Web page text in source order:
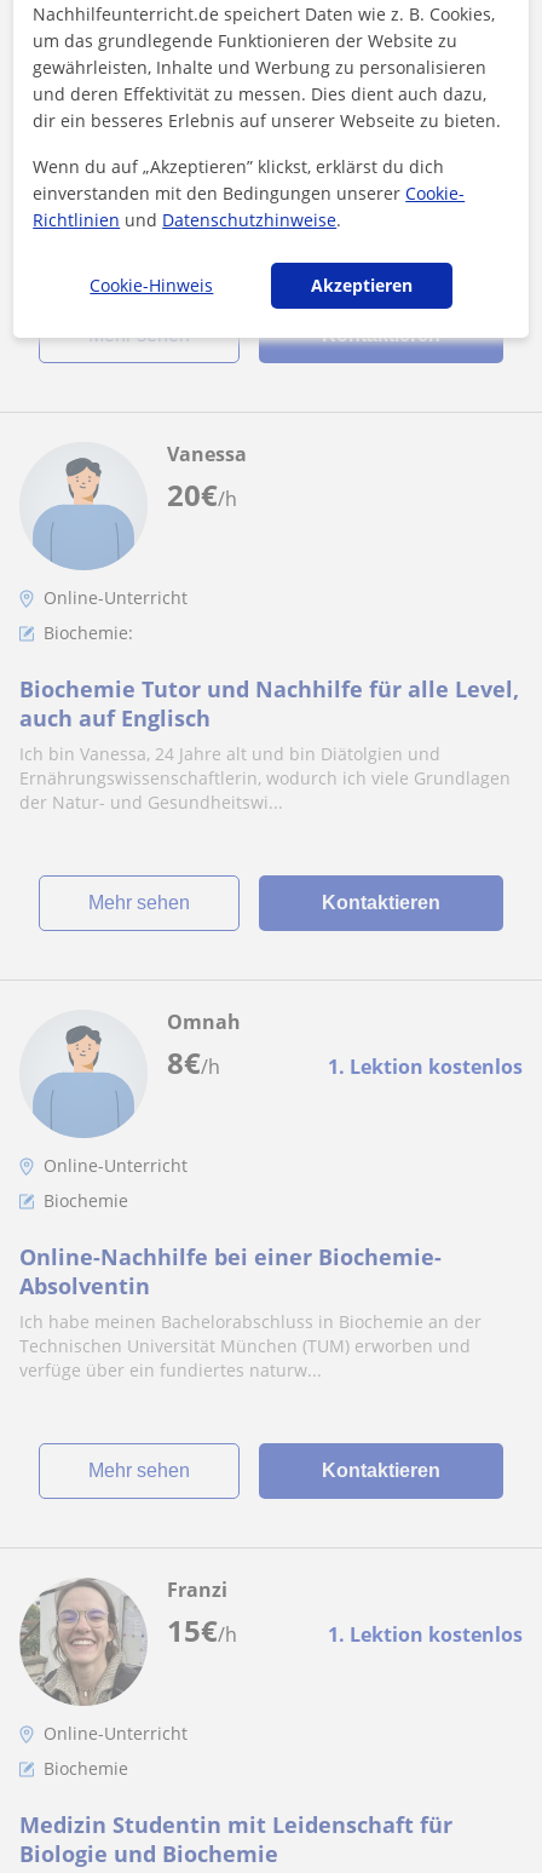
Online-Unterricht
Biochemie:
Biochemistry Tutor, high school and junior
Hello! I am Cansu, 28 years old at the end of her Master's in
Molecular Life Sciences. I offer tutoring in English and mainly
to highschool...
Mehr sehen Kontaktieren
20€/h
Vanessa
Online-Unterricht
Biochemie:
Biochemie Tutor und Nachhilfe für alle Level,
auch auf Englisch
Ich bin Vanessa, 24 Jahre alt und bin Diätolgien und
Ernährungswissenschaftlerin, wodurch ich viele Grundlagen
der Natur- und Gesundheitswi...
Mehr sehen Kontaktieren
8€/h 1. Lektion kostenlos
Omnah
Online-Unterricht
Biochemie
Online-Nachhilfe bei einer Biochemie-
Absolventin
Ich habe meinen Bachelorabschluss in Biochemie an der
Technischen Universität München (TUM) erworben und
verfüge über ein fundiertes naturw...
Mehr sehen Kontaktieren
15€/h 1. Lektion kostenlos
Franzi
Online-Unterricht
Biochemie
Medizin Studentin mit Leidenschaft für
Biologie und Biochemie
Nachhilfeunterricht.de speichert Daten wie z. B. Cookies,
um das grundlegende Funktionieren der Website zu
gewährleisten, Inhalte und Werbung zu personalisieren
und deren Effektivität zu messen. Dies dient auch dazu,
dir ein besseres Erlebnis auf unserer Webseite zu bieten.
Wenn du auf „Akzeptieren” klickst, erklärst du dich
einverstanden mit den Bedingungen unsererCookie-
Richtlinien und Datenschutzhinweise.
Cookie-Hinweis Akzeptieren